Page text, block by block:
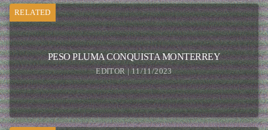
RELATED
PESO PLUMA CONQUISTA MONTERREY
EDITOR | 11/11/2023